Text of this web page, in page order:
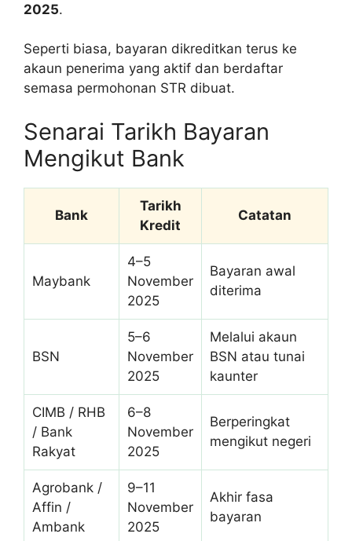
2025.
Seperti biasa, bayaran dikreditkan terus ke
akaun penerima yang aktif dan berdaftar
semasa permohonan STR dibuat.
Senarai Tarikh Bayaran
Mengikut Bank
Bank
Tarikh
Kredit
Catatan
Maybank
4–5
November
2025
Bayaran awal
diterima
BSN
5–6
November
2025
Melalui akaun
BSN atau tunai
kaunter
CIMB / RHB
/ Bank
Rakyat
6–8
November
2025
Berperingkat
mengikut negeri
Agrobank /
Affin /
Ambank
9–11
November
2025
Akhir fasa
bayaran